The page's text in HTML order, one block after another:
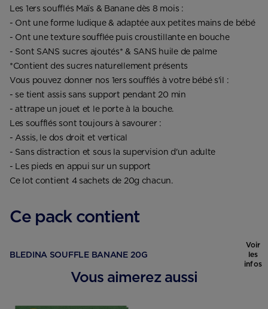
Les 1ers soufflés Maïs & Banane dès 8 mois :
- Ont une forme ludique & adaptée aux petites mains de bébé
- Ont une texture soufflée puis croustillante en bouche
- Sont SANS sucres ajoutés* & SANS huile de palme
*Contient des sucres naturellement présents
Vous pouvez donner nos 1ers soufflés à votre bébé s'il :
- se tient assis sans support pendant 20 min
- attrape un jouet et le porte à la bouche.
Les soufflés sont toujours à savourer :
- Assis, le dos droit et vertical
- Sans distraction et sous la supervision d'un adulte
- Les pieds en appui sur un support
Ce lot contient 4 sachets de 20g chacun.
Ce pack contient
BLEDINA SOUFFLE BANANE 20G
Voir
les
infos
Vous aimerez aussi